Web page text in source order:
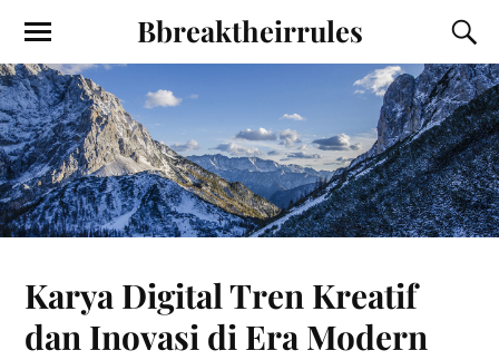
Bbreaktheirrules
Karya Digital Tren Kreatif
dan Inovasi di Era Modern